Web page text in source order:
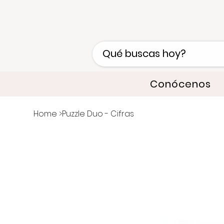
Conócenos
Home >Puzzle Duo - Cifras